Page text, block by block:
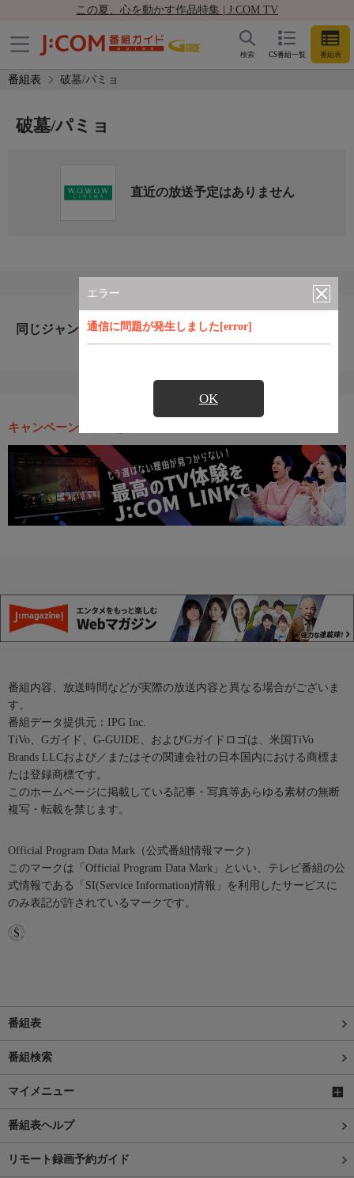
この夏、心を動かす作品特集 | J:COM TV
CS番組一覧 番組表
検索
番組表 破墓/パミョ
エラー
通信に問題が発生しました[error]
OK
破墓/パミョ
直近の放送予定はありません
同じジャンルのおすすめ番組
キャンペーン・お得な情報
番組内容、放送時間などが実際の放送内容と異なる場合がございま
す。
番組データ提供元：IPG Inc.
TiVo、Gガイド、G-GUIDE、およびGガイドロゴは、米国TiVo
Brands LLCおよび／またはその関連会社の日本国内における商標ま
たは登録商標です。
このホームページに掲載している記事・写真等あらゆる素材の無断
複写・転載を禁じます。
Official Program Data Mark（公式番組情報マーク）
このマークは「Official Program Data Mark」といい、テレビ番組の公
式情報である「SI(Service Information)情報」を利用したサービスに
のみ表記が許されているマークです。
番組表
番組検索
マイメニュー
番組表ヘルプ
リモート録画予約ガイド